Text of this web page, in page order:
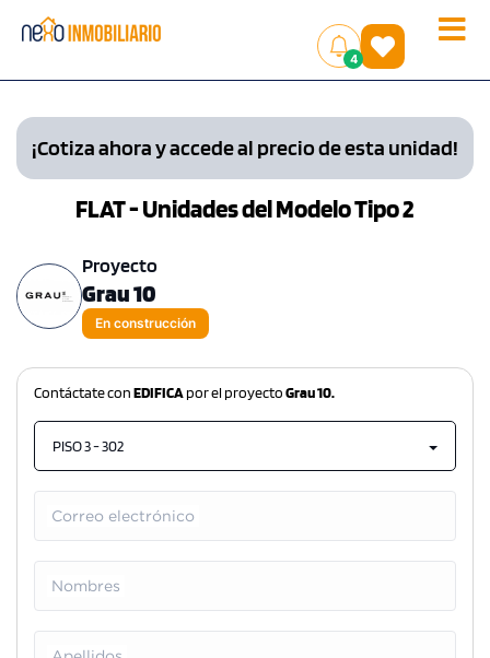
Toggle
4
()
¡Cotiza ahora y accede al precio de esta unidad!
FLAT - Unidades del Modelo Tipo 2
Proyecto
Grau 10
En construcción
Contáctate conEDIFICApor el proyectoGrau 10.
PISO 3 - 302
Correo electrónico
Nombres